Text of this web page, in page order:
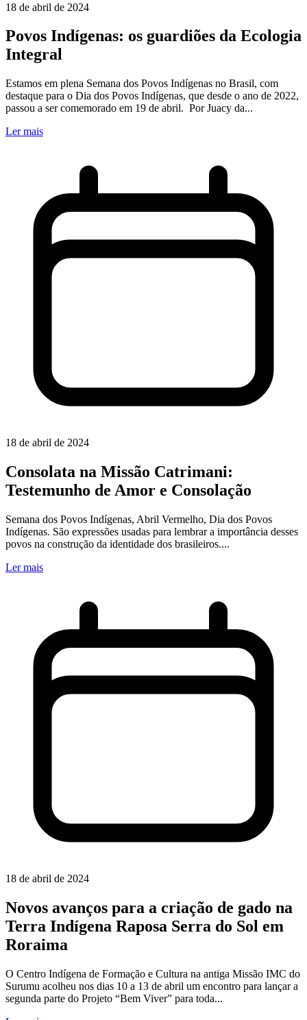
18 de abril de 2024
Povos Indígenas: os guardiões da Ecologia
Integral
Estamos em plena Semana dos Povos Indígenas no Brasil, com
destaque para o Dia dos Povos Indígenas, que desde o ano de 2022,
passou a ser comemorado em 19 de abril. Por Juacy da...
Ler mais
18 de abril de 2024
Consolata na Missão Catrimani:
Testemunho de Amor e Consolação
Semana dos Povos Indígenas, Abril Vermelho, Dia dos Povos
Indígenas. São expressões usadas para lembrar a importância desses
povos na construção da identidade dos brasileiros....
Ler mais
18 de abril de 2024
Novos avanços para a criação de gado na
Terra Indígena Raposa Serra do Sol em
Roraima
O Centro Indígena de Formação e Cultura na antiga Missão IMC do
Surumu acolheu nos dias 10 a 13 de abril um encontro para lançar a
segunda parte do Projeto “Bem Viver” para toda...